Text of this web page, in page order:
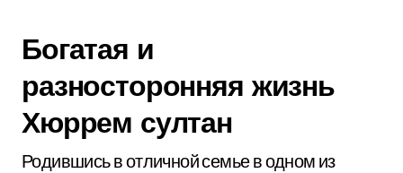
Богатая и
разносторонняя жизнь
Хюррем султан
Родившись в отличной семье в одном из